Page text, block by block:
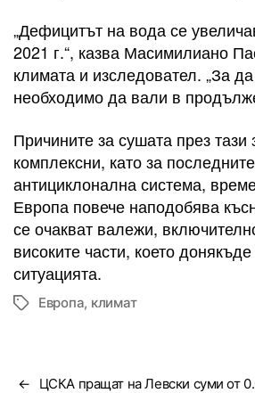
„Дефицитът на вода се
2021 г.“, казва Масимилиано
климата и изследовател. „За
необходимо да вали в
Причините за сушата през тази
комплексни, като за
антициклонална система,
Европа повече наподобява
се очакват валежи,
високите части, което
ситуацията.
TagsЕвропа, климат
← ЦСКА пращат на Левски суми от